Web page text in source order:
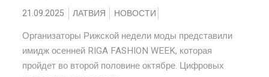
21.09.2025 ЛАТВИЯ НОВОСТИ
Организаторы Рижской недели моды представили
имидж осенней RIGA FASHION WEEK, которая
пройдет во второй половине октябре. Цифровых